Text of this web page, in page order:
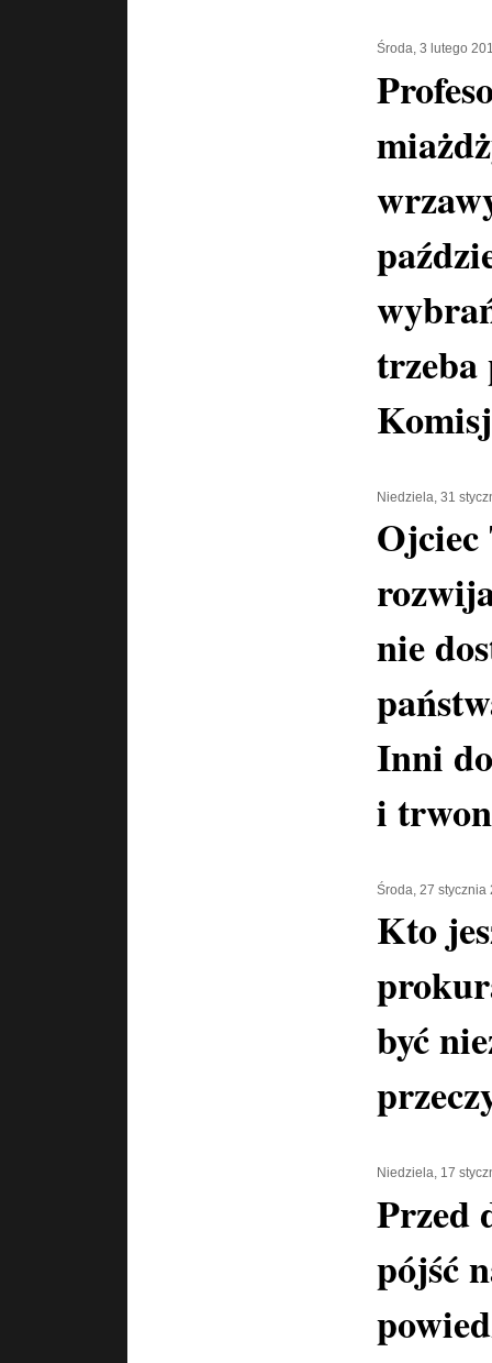
Środa, 3 lutego
trzeba
Niedziela, 31
Ojciec
nie
Inni
i
Środa, 27 stycznia
Kto
być
Niedziela, 17
Przed
pójść